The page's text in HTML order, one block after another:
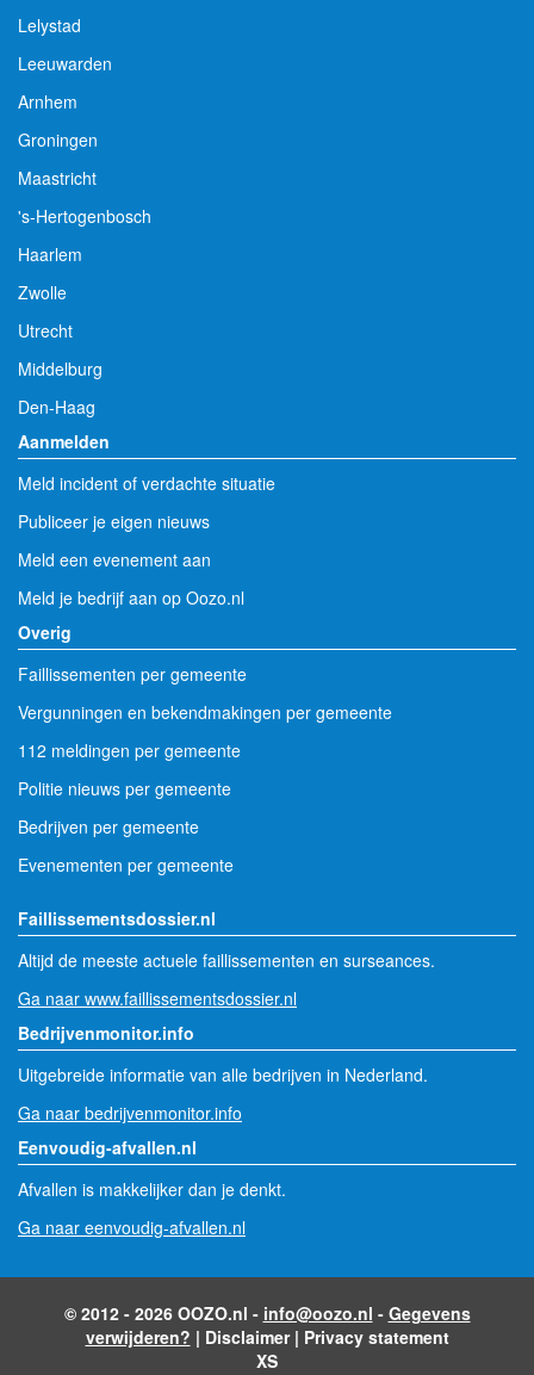
Lelystad
Leeuwarden
Arnhem
Groningen
Maastricht
's-Hertogenbosch
Haarlem
Zwolle
Utrecht
Middelburg
Den-Haag
Aanmelden
Meld incident of verdachte situatie
Publiceer je eigen nieuws
Meld een evenement aan
Meld je bedrijf aan op Oozo.nl
Overig
Faillissementen per gemeente
Vergunningen en bekendmakingen per gemeente
112 meldingen per gemeente
Politie nieuws per gemeente
Bedrijven per gemeente
Evenementen per gemeente
Faillissementsdossier.nl
Altijd de meeste actuele faillissementen en surseances.
Ga naar www.faillissementsdossier.nl
Bedrijvenmonitor.info
Uitgebreide informatie van alle bedrijven in Nederland.
Ga naar bedrijvenmonitor.info
Eenvoudig-afvallen.nl
Afvallen is makkelijker dan je denkt.
Ga naar eenvoudig-afvallen.nl
© 2012 - 2026 OOZO.nl - info@oozo.nl - Gegevens
verwijderen? | Disclaimer| Privacy statement
XS